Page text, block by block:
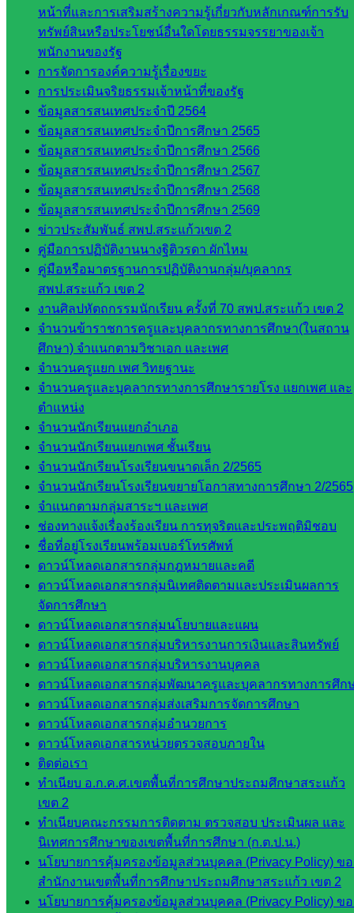
หน้าที่และการเสริมสร้างความรู้เกี่ยวกับหลักเกณฑ์การรับ
ทรัพย์สินหรือประโยชน์อื่นใดโดยธรรมจรรยาของเจ้า
พนักงานของรัฐ
การจัดการองค์ความรู้เรื่องขยะ
การประเมินจริยธรรมเจ้าหน้าที่ของรัฐ
ข้อมูลสารสนเทศประจำปี 2564
ข้อมูลสารสนเทศประจำปีการศึกษา 2565
ข้อมูลสารสนเทศประจำปีการศึกษา 2566
ข้อมูลสารสนเทศประจำปีการศึกษา 2567
ข้อมูลสารสนเทศประจำปีการศึกษา 2568
ข้อมูลสารสนเทศประจำปีการศึกษา 2569
ข่าวประสัมพันธ์ สพป.สระแก้วเขต 2
คู่มือการปฏิบัติงานนางฐิติวรดา ผักไหม
คู่มือหรือมาตรฐานการปฏิบัติงานกลุ่ม/บุคลากร
สพป.สระแก้ว เขต 2
งานศิลปหัตถกรรมนักเรียน ครั้งที่ 70 สพป.สระแก้ว เขต 2
จำนวนข้าราชการครูและบุคลากรทางการศึกษา(ในสถาน
ศึกษา) จำแนกตามวิชาเอก และเพศ
จำนวนครูแยก เพศ วิทยฐานะ
จำนวนครูและบุคลากรทางการศึกษารายโรง แยกเพศ และ
ตำแหน่ง
จำนวนนักเรียนแยกอำเภอ
จำนวนนักเรียนแยกเพศ ชั้นเรียน
จำนวนนักเรียนโรงเรียนขนาดเล็ก 2/2565
จำนวนนักเรียนโรงเรียนขยายโอกาสทางการศึกษา 2/2565
จำแนกตามกลุ่มสาระฯ และเพศ
ช่องทางแจ้งเรื่องร้องเรียน การทุจริตและประพฤติมิชอบ
ชื่อที่อยู่โรงเรียนพร้อมเบอร์โทรศัพท์
ดาวน์โหลดเอกสารกลุ่มกฎหมายและคดี
ดาวน์โหลดเอกสารกลุ่มนิเทศติดตามและประเมินผลการ
จัดการศึกษา
ดาวน์โหลดเอกสารกลุ่มนโยบายและแผน
ดาวน์โหลดเอกสารกลุ่มบริหารงานการเงินและสินทรัพย์
ดาวน์โหลดเอกสารกลุ่มบริหารงานบุคคล
ดาวน์โหลดเอกสารกลุ่มพัฒนาครูและบุคลากรทางการศึก
ดาวน์โหลดเอกสารกลุ่มส่งเสริมการจัดการศึกษา
ดาวน์โหลดเอกสารกลุ่มอำนวยการ
ดาวน์โหลดเอกสารหน่วยตรวจสอบภายใน
ติดต่อเรา
ทำเนียบ อ.ก.ค.ศ.เขตพื้นที่การศึกษาประถมศึกษาสระแก้ว
เขต 2
ทำเนียบคณะกรรมการติดตาม ตรวจสอบ ประเมินผล และ
นิเทศการศึกษาของเขตพื้นที่การศึกษา (ก.ต.ป.น.)
นโยบายการคุ้มครองข้อมูลส่วนบุคคล (Privacy Policy) ข
สำนักงานเขตพื้นที่การศึกษาประถมศึกษาสระแก้ว เขต 2
นโยบายการคุ้มครองข้อมูลส่วนบุคคล (Privacy Policy) ข
กลุ่มน
โยบาย
และแผน
กลุ่มส่ง
เสริมการ
จัดการ
ศึกษา
กลุ่ม
บริหาร
งาน
บุคคล
กลุ่ม
พัฒนาครู
และบุ
คลากรฯ
กลุ่มนิ
เทศ
ติดตาม
และประ
เมินผลฯ
เว็บไซต์
หลักสูตร
ต้าน
ทุจริต
ห้อง
นิเทศ
ศน.นิพนธ์
พรมพิไล
ห้อง
นิเทศ
ศน.ชยา
ธิศ/
ศน.อัญชลี
ห้อง
นิเทศ
ดร.สราว
ดี เพ็งศรี
โคตร
เว็บไซต์
คณะ
กรรมการ
ก.ต.ป.น.
เว็บไซต์
อ.ค.ก.ศ.เขต